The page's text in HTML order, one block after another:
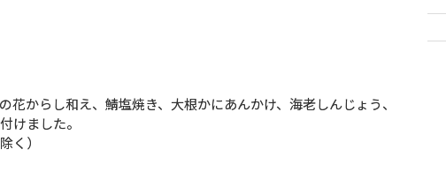
花からし和え、鯖塩焼き、大根かにあんかけ、海老しんじょう、
けました。
く）